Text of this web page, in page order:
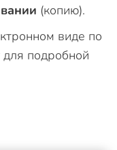
(копию).
виде по
подробной